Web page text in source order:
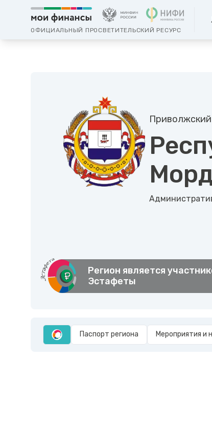
ОФИЦИАЛЬНЫЙ ПРОСВЕТИТЕЛЬСКИЙ РЕСУРС
Регион является
Эстафеты
Паспорт региона Мероприятия и